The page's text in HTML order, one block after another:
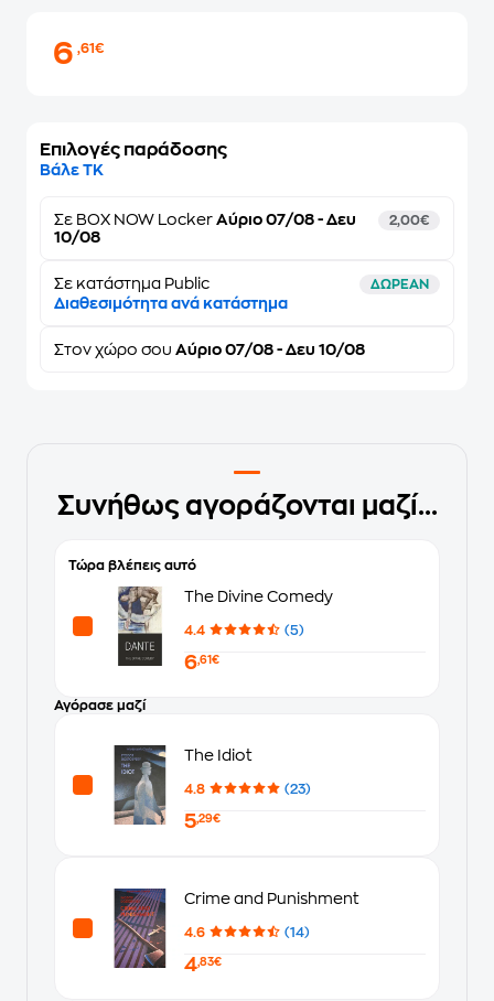
6,61€
Επιλογές παράδοσης
Βάλε ΤΚ
Σε BOX NOW Locker Αύριο 07/08 - Δευ
10/08
2,00€
Σε κατάστημα Public ΔΩΡΕΑΝ
Διαθεσιμότητα ανά κατάστημα
Στον χώρο σου Αύριο 07/08 - Δευ 10/08
Συνήθως αγοράζονται μαζί...
Τώρα βλέπεις αυτό
The Divine Comedy
4.4 (5)
6,61€
Αγόρασε μαζί
The Idiot
4.8 (23)
5,29€
Crime and Punishment
4.6 (14)
4,83€